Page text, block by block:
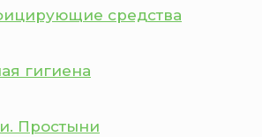
средства
гигиена
Простыни